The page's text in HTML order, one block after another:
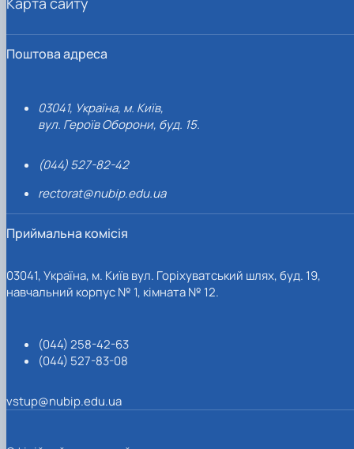
Поштова адреса
03041, Україна, м. Київ,
вул. Героїв Оборони, буд. 15.
(044) 527-82-42
rectorat@nubip.edu.ua
Приймальна комісія
03041, Україна, м. Київ вул. Горіхуватський шлях, буд. 19,
навчальний корпус № 1, кімната № 12.
(044) 258-42-63
(044) 527-83-08
vstup@nubip.edu.ua